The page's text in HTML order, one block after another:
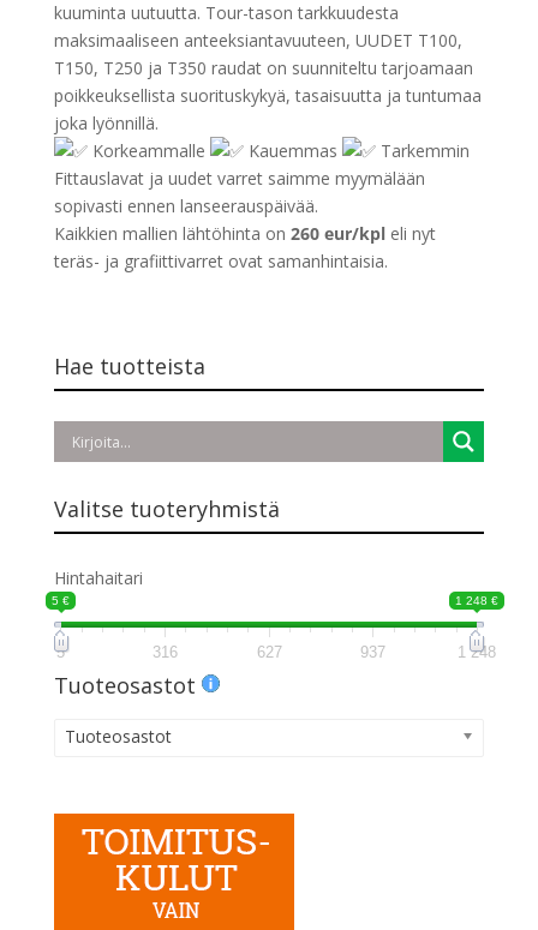
kuuminta uutuutta. Tour-tason tarkkuudesta
maksimaaliseen anteeksiantavuuteen, UUDET T100,
T150, T250 ja T350 raudat on suunniteltu tarjoamaan
poikkeuksellista suorituskykyä, tasaisuutta ja tuntumaa
joka lyönnillä.
Korkeammalle
Kauemmas
Tarkemmin
Fittauslavat ja uudet varret saimme myymälään
sopivasti ennen lanseerauspäivää.
Kaikkien mallien lähtöhinta on 260 eur/kpleli nyt
teräs- ja grafiittivarret ovat samanhintaisia.
Hae tuotteista
Valitse tuoteryhmistä
Hintahaitari
5 € 1 248 €
5 316 627 937 1 248
Tuoteosastot
Tuoteosastot